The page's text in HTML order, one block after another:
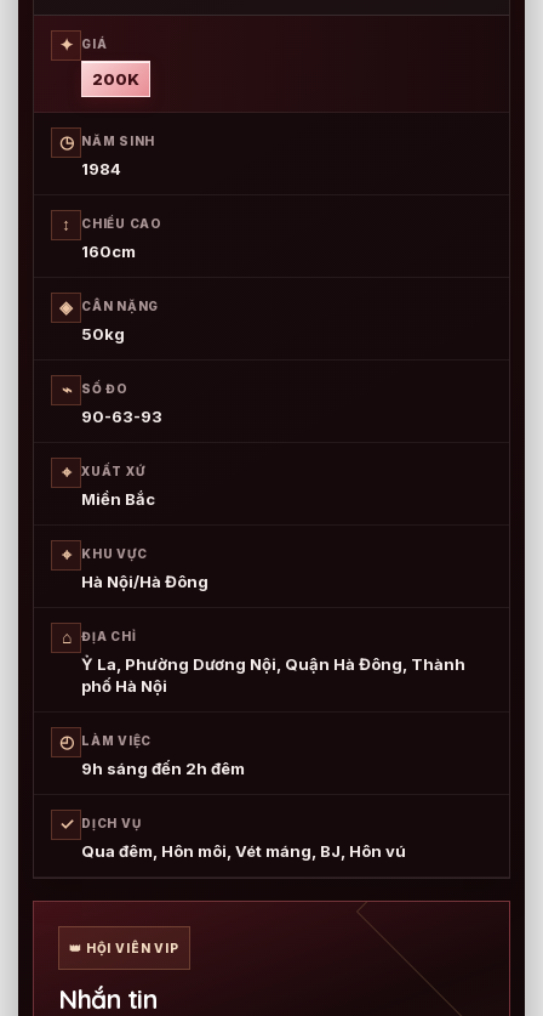
✦ GIÁ
200K
◷ NĂM SINH
1984
↕ CHIỀU CAO
160cm
◈ CÂN NẶNG
50kg
⌁ SỐ ĐO
90-63-93
⌖ XUẤT XỨ
Miền Bắc
⌖ KHU VỰC
Hà Nội/Hà Đông
⌂ ĐỊA CHỈ
Ỷ La, Phường Dương Nội, Quận Hà Đông, Thành
phố Hà Nội
◴ LÀM VIỆC
9h sáng đến 2h đêm
✓ DỊCH VỤ
Qua đêm, Hôn môi, Vét máng, BJ, Hôn vú
👑 HỘI VIÊN VIP
Nhắn tin